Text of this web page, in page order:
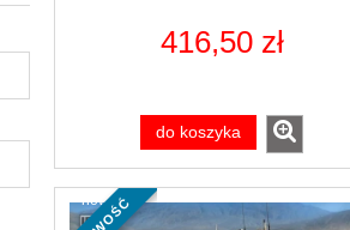
416,50 zł
do koszyka
nowość